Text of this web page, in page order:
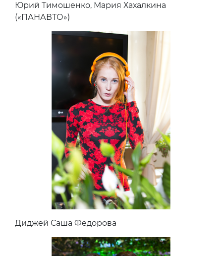
Юрий Тимошенко, Мария Хахалкина
(«ПАНАВТО»)
Диджей Саша Федорова